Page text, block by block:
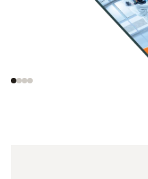
camere curate